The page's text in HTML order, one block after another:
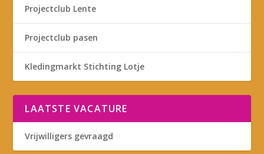
Projectclub Lente
Projectclub pasen
Kledingmarkt Stichting Lotje
LAATSTE VACATURE
Vrijwilligers gevraagd